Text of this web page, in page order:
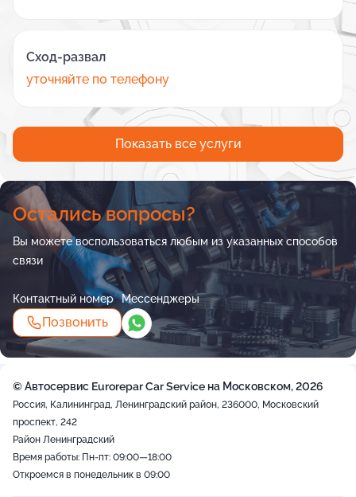
Сход-развал
уточняйте по телефону
Показать все услуги
Остались вопросы?
Вы можете воспользоваться любым из указанных способов
связи
Контактный номер
Позвонить
Мессенджеры
© Автосервис Eurorepar Car Service на Московском, 2026
Россия, Калининград, Ленинградский район, 236000, Московский
проспект, 242
Район Ленинградский
Время работы: Пн-пт: 09:00—18:00
Откроемся в понедельник в 09:00